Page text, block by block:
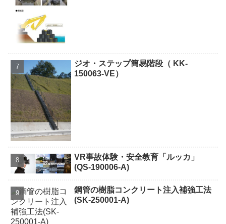
ジオ・ステップ簡易階段（ KK-
150063-VE）
VR事故体験・安全教育「ルッカ」
(QS-190006-A)
鋼管の樹脂コンクリート注入補強工法
(SK-250001-A)